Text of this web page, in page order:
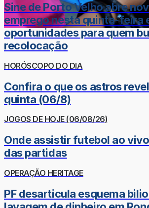
Sine de Porto Velho abre
emprego nesta quinta-feira
oportunidades para quem
recolocação
HORÓSCOPO DO DIA
Confira o que os astros
quinta (06/8)
JOGOS DE HOJE (06/08/26)
Onde assistir futebol ao
das partidas
OPERAÇÃO HERITAGE
PF desarticula esquema